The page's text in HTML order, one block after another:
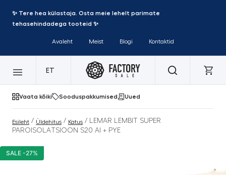
✨ Tere hea külastaja. Osta meie lehelt parimate
tehasehindadega tooteid ✨
Avaleht Meist Blogi Kontaktid
ET
Vaata kõiki Sooduspakkumised Uued
Esileht / Üldehitus / Katus / LEMAR LEMBIT SUPER
PAROISOLATSIOON S20 Al + PYE
SALE -27%